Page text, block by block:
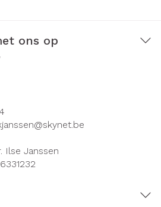
ons op
skynet.be
Ilse Janssen